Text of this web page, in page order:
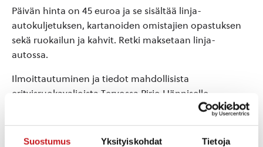
Suostumus Yksityiskohdat Tietoja
Päivän hinta on 45 euroa ja se sisältää linja-
autokuljetuksen, kartanoiden omistajien opastuksen
sekä ruokailun ja kahvit. Retki maksetaan linja-
autossa.
Ilmoittautuminen ja tiedot mahdollisista
erityisruokavalioista Tervossa Pirjo Hänniselle,
pirjotuulikki.hanninen@gmail.com puh. 050 5241796,
040 8246219, Suonenjoella Sara Huhtalalle